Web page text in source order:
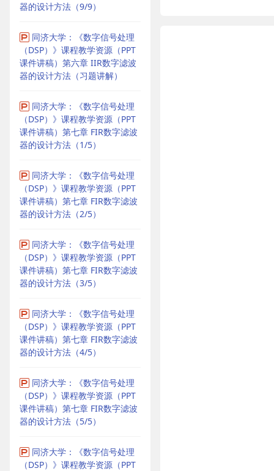
器的设计方法（9/9）
同济大学：《数字信号处理
（DSP）》课程教学资源（PPT
课件讲稿）第六章 IIR数字滤波
器的设计方法（习题讲解）
同济大学：《数字信号处理
（DSP）》课程教学资源（PPT
课件讲稿）第七章 FIR数字滤波
器的设计方法（1/5）
同济大学：《数字信号处理
（DSP）》课程教学资源（PPT
课件讲稿）第七章 FIR数字滤波
器的设计方法（2/5）
同济大学：《数字信号处理
（DSP）》课程教学资源（PPT
课件讲稿）第七章 FIR数字滤波
器的设计方法（3/5）
同济大学：《数字信号处理
（DSP）》课程教学资源（PPT
课件讲稿）第七章 FIR数字滤波
器的设计方法（4/5）
同济大学：《数字信号处理
（DSP）》课程教学资源（PPT
课件讲稿）第七章 FIR数字滤波
器的设计方法（5/5）
同济大学：《数字信号处理
（DSP）》课程教学资源（PPT